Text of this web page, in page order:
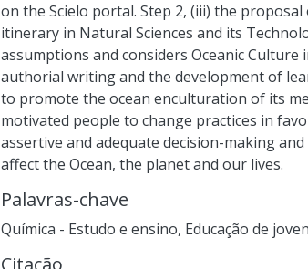
on the Scielo portal. Step 2, (iii) the
itinerary in Natural Sciences and its
assumptions and considers Oceanic
authorial writing and the development of
to promote the ocean enculturation of its
motivated people to change practices in
assertive and adequate decision-making
affect the Ocean, the planet and our lives.
Palavras-chave
Química - Estudo e ensino, Educação de
Citação